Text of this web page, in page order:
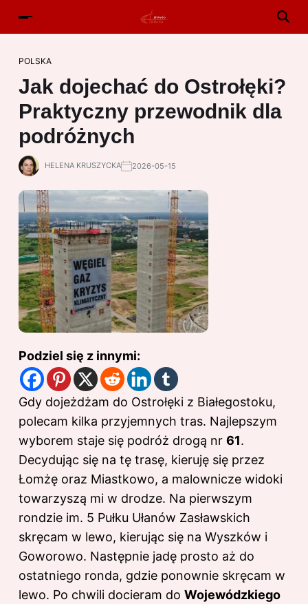
POLSKA
Jak dojechać do Ostrołęki?
Praktyczny przewodnik dla
podróżnych
HELENA KRUSZYCKA 2026-05-15
Podziel się z innymi:
Gdy dojeżdżam do Ostrołęki z Białegostoku,
polecam kilka przyjemnych tras. Najlepszym
wyborem staje się podróż drogą nr 61.
Decydując się na tę trasę, kieruję się przez
Łomżę oraz Miastkowo, a malownicze widoki
towarzyszą mi w drodze. Na pierwszym
rondzie im. 5 Pułku Ułanów Zasławskich
skręcam w lewo, kierując się na Wyszków i
Goworowo. Następnie jadę prosto aż do
ostatniego ronda, gdzie ponownie skręcam w
lewo. Po chwili docieram do Wojewódzkiego